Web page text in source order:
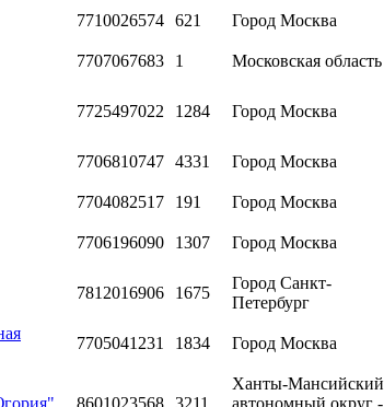
7710026574 621 Город Москва
7707067683 1 Московская область
7725497022 1284 Город Москва
7706810747 4331 Город Москва
7704082517 191 Город Москва
7706196090 1307 Город Москва
7812016906 1675
Город Санкт-
Петербург
7705041231 1834 Город Москва
8601023568 3211
Ханты-Мансийский
автономный округ -